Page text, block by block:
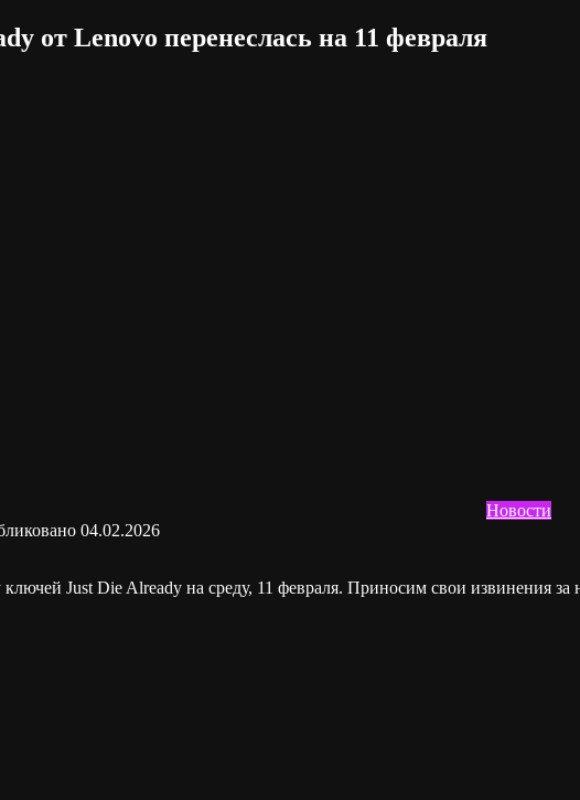
от Lenovo перенеслась на 11 февраля
Новости
04.02.2026
Just Die Already на среду, 11 февраля. Приносим свои извинения за